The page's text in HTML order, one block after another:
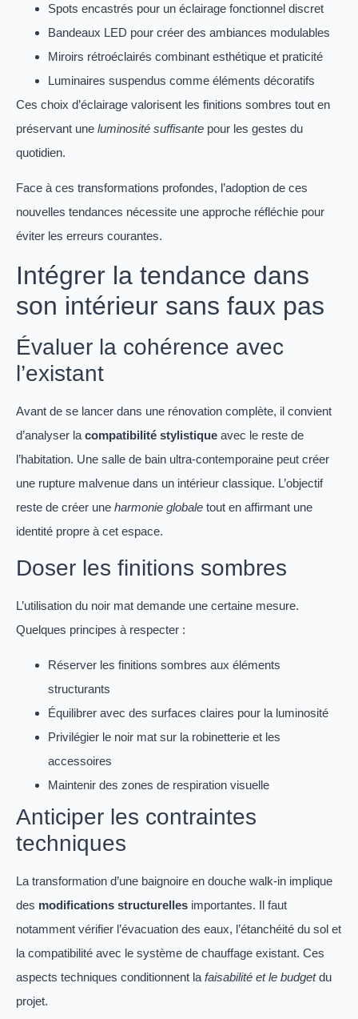
Spots encastrés pour un éclairage fonctionnel discret
Bandeaux LED pour créer des ambiances modulables
Miroirs rétroéclairés combinant esthétique et praticité
Luminaires suspendus comme éléments décoratifs
Ces choix d’éclairage valorisent les finitions sombres tout en
préservant une luminosité suffisante pour les gestes du
quotidien.
Face à ces transformations profondes, l’adoption de ces
nouvelles tendances nécessite une approche réfléchie pour
éviter les erreurs courantes.
Intégrer la tendance dans
son intérieur sans faux pas
Évaluer la cohérence avec
l’existant
Avant de se lancer dans une rénovation complète, il convient
d’analyser la compatibilité stylistique avec le reste de
l’habitation. Une salle de bain ultra-contemporaine peut créer
une rupture malvenue dans un intérieur classique. L’objectif
reste de créer une harmonie globale tout en affirmant une
identité propre à cet espace.
Doser les finitions sombres
L’utilisation du noir mat demande une certaine mesure.
Quelques principes à respecter :
Réserver les finitions sombres aux éléments
structurants
Équilibrer avec des surfaces claires pour la luminosité
Privilégier le noir mat sur la robinetterie et les
accessoires
Maintenir des zones de respiration visuelle
Anticiper les contraintes
techniques
La transformation d’une baignoire en douche walk-in implique
des modifications structurelles importantes. Il faut
notamment vérifier l’évacuation des eaux, l’étanchéité du sol et
la compatibilité avec le système de chauffage existant. Ces
aspects techniques conditionnent la faisabilité et le budgetdu
projet.